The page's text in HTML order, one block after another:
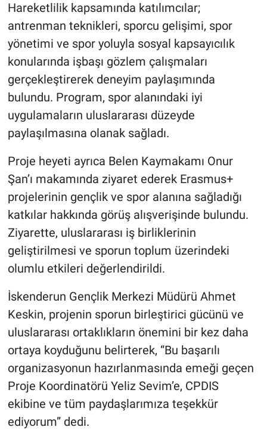
Hareketlilik kapsamında katılımcılar;
antrenman teknikleri, sporcu gelişimi, spor
yönetimi ve spor yoluyla sosyal kapsayıcılık
konularında işbaşı gözlem çalışmaları
gerçekleştirerek deneyim paylaşımında
bulundu. Program, spor alanındaki iyi
uygulamaların uluslararası düzeyde
paylaşılmasına olanak sağladı.
Proje heyeti ayrıca Belen Kaymakamı Onur
Şan’ı makamında ziyaret ederek Erasmus+
projelerinin gençlik ve spor alanına sağladığı
katkılar hakkında görüş alışverişinde bulundu.
Ziyarette, uluslararası iş birliklerinin
geliştirilmesi ve sporun toplum üzerindeki
olumlu etkileri değerlendirildi.
İskenderun Gençlik Merkezi Müdürü Ahmet
Keskin, projenin sporun birleştirici gücünü ve
uluslararası ortaklıkların önemini bir kez daha
ortaya koyduğunu belirterek, “Bu başarılı
organizasyonun hazırlanmasında emeği geçen
Proje Koordinatörü Yeliz Sevim’e, CPDIS
ekibine ve tüm paydaşlarımıza teşekkür
ediyorum” dedi.